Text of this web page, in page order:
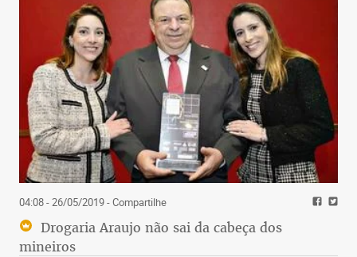
04:08 - 26/05/2019- Compartilhe
Drogaria Araujo não sai da cabeça dos
mineiros